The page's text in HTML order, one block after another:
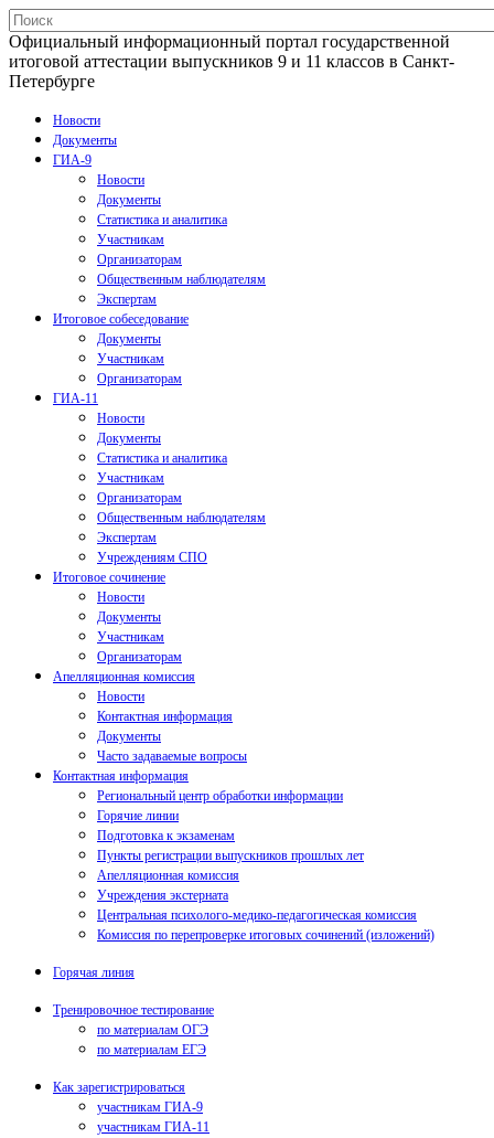
Официальный информационный портал государственной
итоговой аттестации выпускников 9 и 11 классов в Санкт-
Петербурге
Новости
Документы
ГИА-9
Новости
Документы
Статистика и аналитика
Участникам
Организаторам
Общественным наблюдателям
Экспертам
Итоговое собеседование
Документы
Участникам
Организаторам
ГИА-11
Новости
Документы
Статистика и аналитика
Участникам
Организаторам
Общественным наблюдателям
Экспертам
Учреждениям СПО
Итоговое сочинение
Новости
Документы
Участникам
Организаторам
Апелляционная комиссия
Новости
Контактная информация
Документы
Часто задаваемые вопросы
Контактная информация
Региональный центр обработки информации
Горячие линии
Подготовка к экзаменам
Пункты регистрации выпускников прошлых лет
Апелляционная комиссия
Учреждения экстерната
Центральная психолого-медико-педагогическая комиссия
Комиссия по перепроверке итоговых сочинений (изложений)
Горячая линия
Тренировочное тестирование
по материалам ОГЭ
по материалам ЕГЭ
Как зарегистрироваться
участникам ГИА-9
участникам ГИА-11